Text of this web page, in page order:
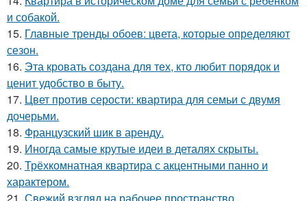
и собакой.
15. Главные тренды обоев: цвета, которые определяют
сезон.
16. Эта кровать создана для тех, кто любит порядок и
ценит удобство в быту.
17. Цвет против серости: квартира для семьи с двумя
дочерьми.
18. Французский шик в аренду.
19. Иногда самые крутые идеи в деталях скрыты.
20. Трёхкомнатная квартира с акцентными панно и
характером.